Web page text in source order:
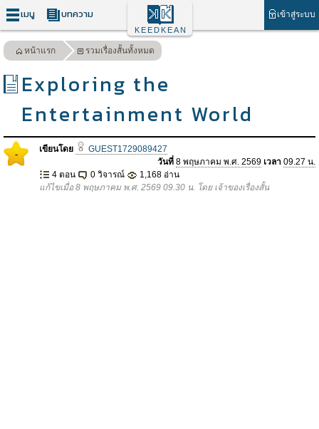
เมนู บทความ เข้าสู่ระบบ
KEEDKEAN
หน้าแรก รวมเรื่องสั้นทั้งหมด
Exploring the
Entertainment World
- เขียนโดย
GUEST1729089427
วันที่ 8 พฤษภาคม พ.ศ. 2569 เวลา 09.27 น.
4 ตอน
0 วิจารณ์
1,168 อ่าน
แก้ไขเมื่อ 8 พฤษภาคม พ.ศ. 2569 09.30 น. โดย เจ้าของเรื่องสั้น